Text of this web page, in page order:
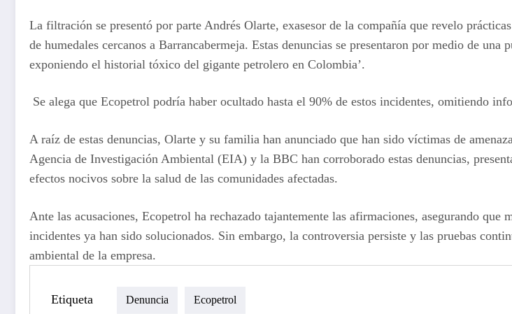
La filtración se presentó por parte Andrés Olarte, exasesor de la compañía que revelo
de humedales cercanos a Barrancabermeja. Estas denuncias se presentaron por medio de
exponiendo el historial tóxico del gigante petrolero en Colombia’.
Se alega que Ecopetrol podría haber ocultado hasta el 90% de estos incidentes, omitiendo
A raíz de estas denuncias, Olarte y su familia han anunciado que han sido víctimas de
Agencia de Investigación Ambiental (EIA) y la BBC han corroborado estas denuncias,
efectos nocivos sobre la salud de las comunidades afectadas.
Ante las acusaciones, Ecopetrol ha rechazado tajantemente las afirmaciones, asegurando
incidentes ya han sido solucionados. Sin embargo, la controversia persiste y las pruebas
ambiental de la empresa.
Etiqueta Denuncia Ecopetrol